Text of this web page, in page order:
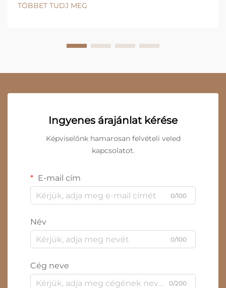
TÖBBET TUDJ MEG
Ingyenes árajánlat kérése
Képviselőnk hamarosan felvételi veled
kapcsolatot.
E-mail cím
0/100
Név
0/100
Cég neve
0/200